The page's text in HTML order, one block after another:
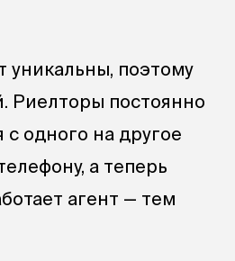
уникальны, поэтому
Риелторы постоянно
одного на другое
а теперь
агент — тем